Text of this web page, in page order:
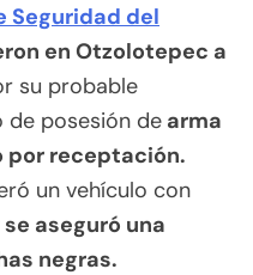
Seguridad del
en Otzolotepec a
su probable
de posesión de arma
por receptación.
un vehículo con
aseguró una
negras.